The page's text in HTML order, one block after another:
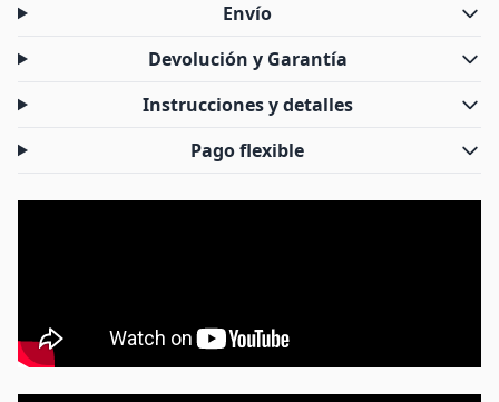
Envío
Devolución y Garantía
Instrucciones y detalles
Pago flexible